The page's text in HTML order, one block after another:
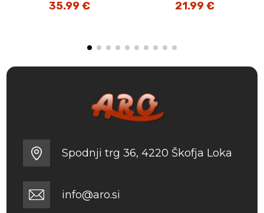
35.99€ 21.99€
Spodnji trg 36, 4220 Škofja Loka
info@aro.si